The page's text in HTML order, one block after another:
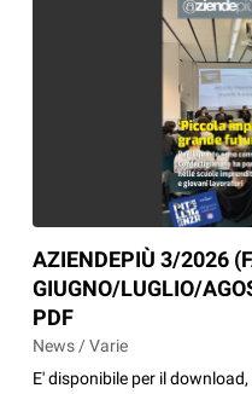
AZIENDEPIÙ 3/2026
GIUGNO/LUGLIO/
PDF
News / Varie
E' disponibile per il